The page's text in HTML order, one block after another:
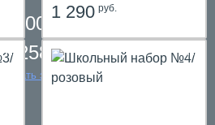
1 290руб.
200 61 59,
258 39 59
заказать звонок